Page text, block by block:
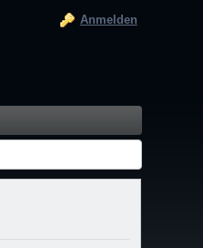
Anmelden